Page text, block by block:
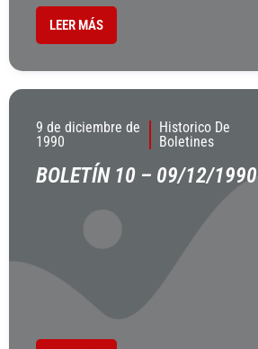
LEER MÁS
9 de diciembre de
1990
Historico De
Boletines
BOLETÍN 10 – 09/12/1990